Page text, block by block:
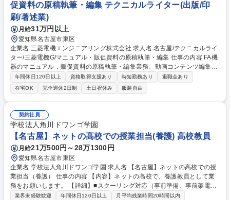
促資料の原稿執筆・編集 テクニカルライター(出版/印
刷/著述業)
月給31万円以上
愛知県名古屋市東区
企業名 三菱電機エンジニアリング株式会社 求人名 名古屋/テクニカルライ
ター/三菱電機G/マニュアル・販促資料の原稿執筆・編集 仕事の内容 FA機
器のマニュアル，販促資料の原稿執筆・編集業務、動画コンテンツ編集お
よびWebup作業などを行っていただきます。 【業務詳細】 ■FA機器に関
するマニュアル、販促資料の原稿執筆・編集・校正 ■動画コンテンツの編
集およびシナリオ作成 ■Webサイトへの掲載・更新作業 ■設計・営業部門
との連携、仕様書の内容確認 ■各種資料の改訂、進捗管理など 募集職種
名古屋/テクニカルライター/三菱電機G/マニュアル・販促資料の原稿執
筆・編集
年間休日120日以上 資格取得支援あり 時短勤務あり
退職金あり
在宅OK
完全週休2日制 土日祝休み 服装自由
契約社員
学校法人角川ドワンゴ学園
【名古屋】ネットの高校での授業担当(養護) 高校教員
月給21万500円～28万1300円
愛知県名古屋市東区
企業名 学校法人角川ドワンゴ学園 求人名 【名古屋】ネットの高校での授
業担当（養護） 仕事の内容 【内容】ネットの高校で、養護教員として業
務をお願いします。 【詳細】■スクーリング対応（事前準備、事前架電、
相談対応、当日対応、事後措置 ■健康相談（架電業務） ■保健指導（保健
業界未経験歓迎 年間休日120日以上
月平均残業時間20時間以内